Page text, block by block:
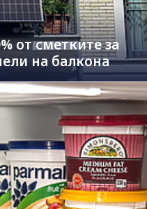
от сметките за
на балкона